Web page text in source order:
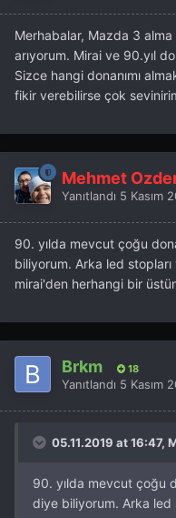
Merhabalar, Mazda 3
arıyorum. Mirai ve 90.yıl
Sizce hangi donanımı
fikir verebilirse çok
Mehmet
Yanıtlandı 5 Kasım
90. yılda mevcut çoğu
biliyorum. Arka led
mirai'den herhangi bir
Brkm 18
Yanıtlandı 5 Kasım
05.11.2019 at 16:47,
90. yılda mevcut çoğu
diye biliyorum. Arka led